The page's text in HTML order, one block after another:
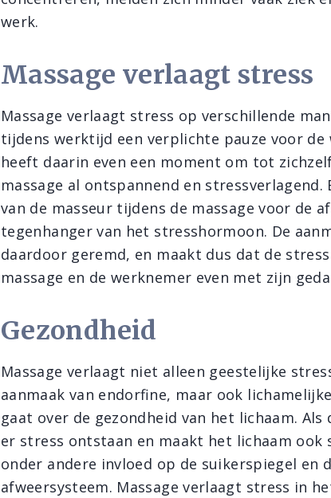
werk.
Massage verlaagt stress
Massage verlaagt stress op verschillende
tijdens werktijd een verplichte pauze voor de
heeft daarin even een moment om tot
massage al ontspannend en
van de masseur tijdens de massage voor de
tegenhanger van het stresshormoon. De
daardoor geremd, en maakt dus dat de
massage en de werknemer even met zijn
Gezondheid
Massage verlaagt niet alleen geestelijke
aanmaak van endorfine, maar ook
gaat over de gezondheid van het lichaam.
er stress ontstaan en maakt het lichaam ook
onder andere invloed op de suikerspiegel en
afweersysteem. Massage verlaagt stress in